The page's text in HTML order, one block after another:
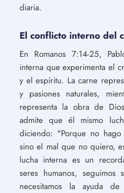
diaria.
El conflicto interno del
En Romanos 7:14-25,
interna que experimenta el
y el espíritu. La carne
y pasiones naturales,
representa la obra de
admite que él mismo
diciendo: "Porque no
sino el mal que no quiero,
lucha interna es un
seres humanos, seguimos
necesitamos la ayuda